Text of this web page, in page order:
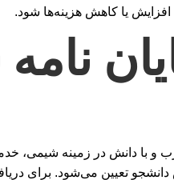
افزایش یا کاهش هزینه‌ها شود.
با دانش در زمینه شیمی،
تعیین می‌شود. برای